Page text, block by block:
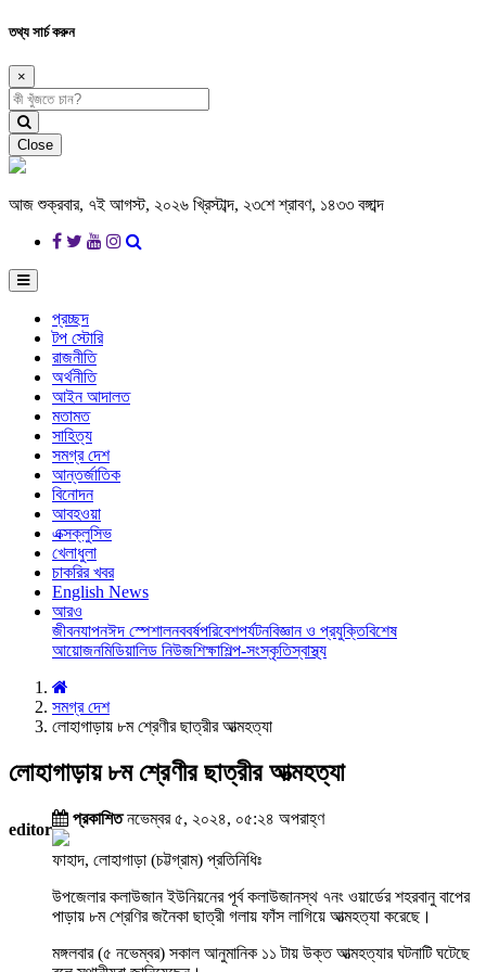
তথ্য সার্চ করুন
×
Close
আজ শুক্রবার, ৭ই আগস্ট, ২০২৬ খ্রিস্টাব্দ, ২৩শে শ্রাবণ, ১৪৩৩ বঙ্গাব্দ
প্রচ্ছদ
টপ স্টোরি
রাজনীতি
অর্থনীতি
আইন আদালত
মতামত
সাহিত্য
সমগ্র দেশ
আন্তর্জাতিক
বিনোদন
আবহওয়া
এক্সক্লুসিভ
খেলাধুলা
চাকরির খবর
English News
আরও
জীবনযাপনঈদ স্পেশালনববর্ষপরিবেশপর্যটনবিজ্ঞান ও প্রযুক্তিবিশেষ
আয়োজনমিডিয়ালিড নিউজশিক্ষাশিল্প-সংস্কৃতিস্বাস্থ্য
সমগ্র দেশ
লোহাগাড়ায় ৮ম শ্রেণীর ছাত্রীর আত্মহত্যা
লোহাগাড়ায় ৮ম শ্রেণীর ছাত্রীর আত্মহত্যা
editor
প্রকাশিতনভেম্বর ৫, ২০২৪, ০৫:২৪ অপরাহ্ণ
ফাহাদ, লোহাগাড়া (চট্টগ্রাম) প্রতিনিধিঃ
উপজেলার কলাউজান ইউনিয়নের পূর্ব কলাউজানস্থ ৭নং ওয়ার্ডের শহরবানু বাপের
পাড়ায় ৮ম শ্রেণির জনৈকা ছাত্রী গলায় ফাঁস লাগিয়ে আত্মহত্যা করেছে।
মঙ্গলবার (৫ নভেম্বর) সকাল আনুমানিক ১১ টায় উক্ত আত্মহত্যার ঘটনাটি ঘটেছে